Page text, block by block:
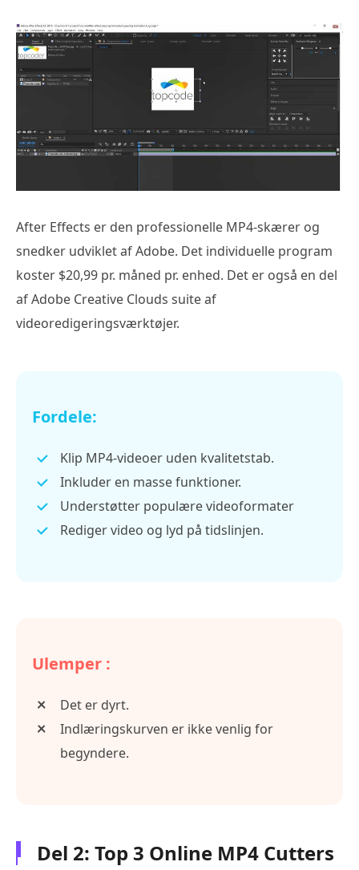
After Effects er den professionelle MP4-skærer og
snedker udviklet af Adobe. Det individuelle program
koster $20,99 pr. måned pr. enhed. Det er også en del
af Adobe Creative Clouds suite af
videoredigeringsværktøjer.
Fordele:
Klip MP4-videoer uden kvalitetstab.
Inkluder en masse funktioner.
Understøtter populære videoformater
Rediger video og lyd på tidslinjen.
Ulemper :
Det er dyrt.
Indlæringskurven er ikke venlig for
begyndere.
Del 2: Top 3 Online MP4 Cutters